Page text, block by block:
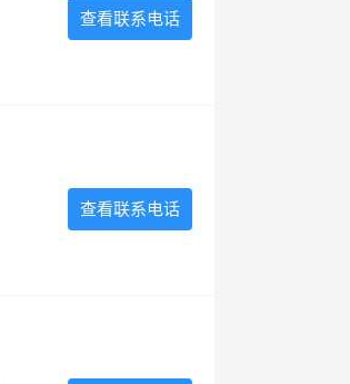
查看联系电话
查看联系电话